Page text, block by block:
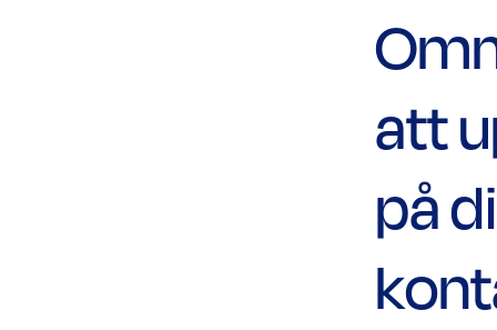
att
på